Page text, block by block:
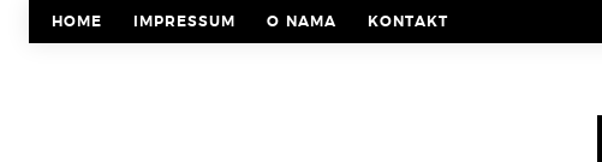
HOME IMPRESSUM O NAMA KONTAKT